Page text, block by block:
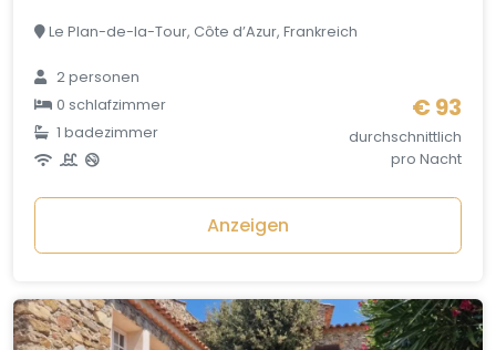
Le Plan-de-la-Tour, Côte d’Azur, Frankreich
2 personen
0 schlafzimmer
1 badezimmer
€ 93
durchschnittlich
pro Nacht
Anzeigen